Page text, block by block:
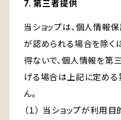
7. 第三者提供
当ショップは、個人情報
が認められる場合を除く
得ないで、個人情報を第
げる場合は上記に定め
ん。
（１） 当ショップが利用